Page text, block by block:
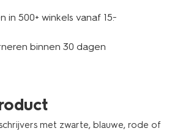
in 500+ winkels vanaf 15.-
binnen 30 dagen
met zwarte, blauwe, rode of